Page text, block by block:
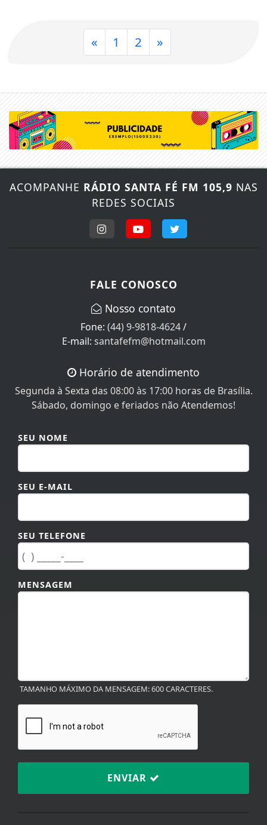
« 1 2 »
ACOMPANHE RÁDIO SANTA FÉ FM 105,9 NAS
REDES SOCIAIS
FALE CONOSCO
Nosso contato
Fone: (44) 9-9818-4624/
E-mail: santafefm@hotmail.com
Horário de atendimento
Segunda à Sexta das 08:00 às 17:00 horas de Brasília.
Sábado, domingo e feriados não Atendemos!
SEU NOME
SEU E-MAIL
SEU TELEFONE
MENSAGEM
TAMANHO MÁXIMO DA MENSAGEM: 600 CARACTERES.
ENVIAR